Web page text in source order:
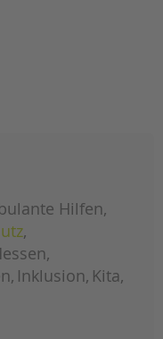
Hilfen
Inklusion Kita